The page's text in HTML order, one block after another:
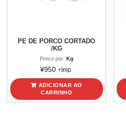
PE DE PORCO CORTADO
/KG
Preco por: Kg
¥950 +Imp.
ADICIONAR AO
CARRINHO